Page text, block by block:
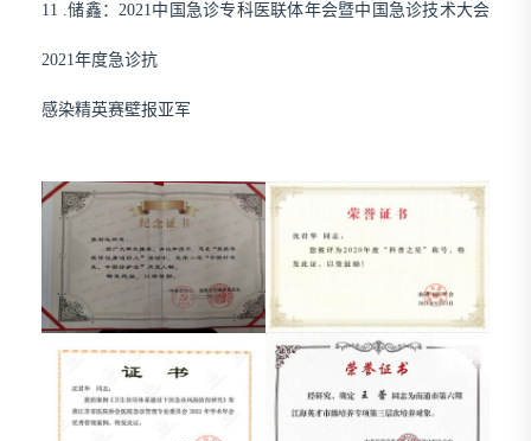
11 .储鑫：2021中国急诊专科医联体年会暨中国急诊技术大会
2021年度急诊抗
感染精英赛壁报亚军